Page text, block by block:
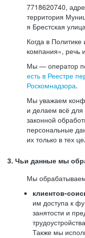
7718620740,
территория
я Брестская
Когда в
компания», речь
Мы — оператор
есть в Реестре
Роскомнадзора.
Мы уважаем
и делаем всё для
законной
персональные
их только в тех
3. Чьи данные мы
Мы
клиентов-
им доступа к
занятости и
Также мы